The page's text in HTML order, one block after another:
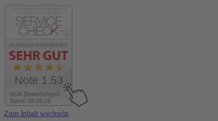
3636 Bewertungen
Stand: 08.08.26
Note 1.53
Zum Inhalt wechseln